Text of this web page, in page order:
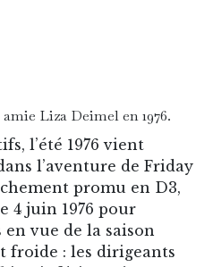
et le vestiaire gronde de
roulés »
, dira le
« On n’a pas reçu ce qu’on
vexé et frustré, prend
à cœur. Se sentant
de transfert
la presse locale que
manquent d’ambition.